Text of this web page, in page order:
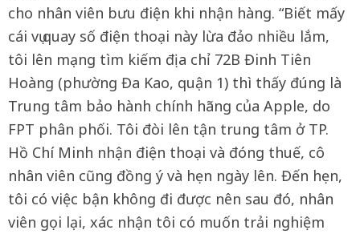
cho nhân viên bưu điện khi nhận hàng. “Biết mấy
cái vụ quay số điện thoại này lừa đảo nhiều lắm,
tôi lên mạng tìm kiếm địa chỉ 72B Đinh Tiên
Hoàng (phường Đa Kao, quận 1) thì thấy đúng là
Trung tâm bảo hành chính hãng của Apple, do
FPT phân phối. Tôi đòi lên tận trung tâm ở TP.
Hồ Chí Minh nhận điện thoại và đóng thuế, cô
nhân viên cũng đồng ý và hẹn ngày lên. Đến hẹn,
tôi có việc bận không đi được nên sau đó, nhân
viên gọi lại, xác nhận tôi có muốn trải nghiệm